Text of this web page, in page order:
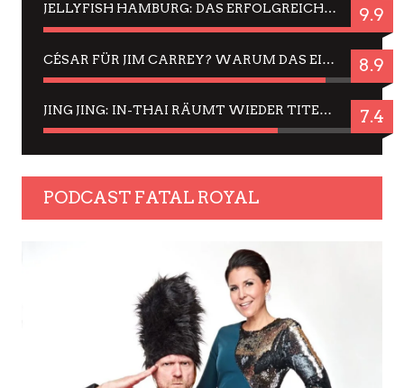
JELLYFISH HAMBURG: DAS ERFOLGREICHE SOMMER-MENÜ 2025 IN GEFÜHLEN UND BILDERN 9.9
CÉSAR FÜR JIM CARREY? WARUM DAS EINER DER NERVIGSTEN ACTORS IST UND BLEIBT 8.9
JING JING: IN-THAI RÄUMT WIEDER TITEL AB – EIN ZWEI-STUNDEN-ERLEBNISBERICHT 7.4
PODCAST FATAL ROYAL